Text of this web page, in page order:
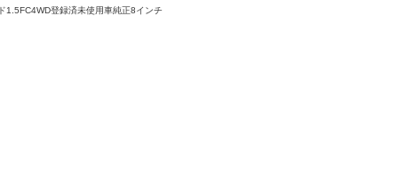
1.5FC4WD登録済未使用車純正8インチ